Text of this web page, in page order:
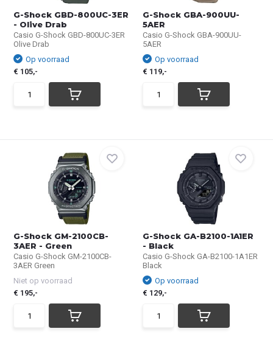
G-Shock GBD-800UC-3ER
- Olive Drab
Casio G-Shock GBD-800UC-3ER
Olive Drab
Op voorraad
€ 105,-
G-Shock GBA-900UU-
5AER
Casio G-Shock GBA-900UU-
5AER
Op voorraad
€ 119,-
G-Shock GM-2100CB-
3AER - Green
Casio G-Shock GM-2100CB-
3AER Green
Niet op voorraad
€ 195,-
G-Shock GA-B2100-1A1ER
- Black
Casio G-Shock GA-B2100-1A1ER
Black
Op voorraad
€ 129,-